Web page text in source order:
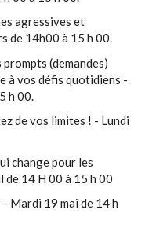
agressives et
de 14h00 à 15 h 00.
(demandes)
à vos défis quotidiens -
h 00.
de vos limites ! - Lundi
change pour les
14 H 00 à 15 h 00
Mardi 19 mai de 14 h